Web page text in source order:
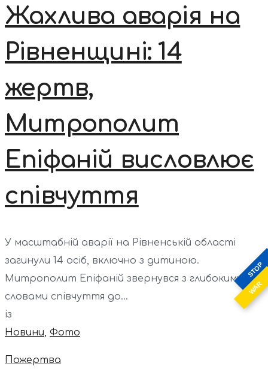
STOP
WAR
Жахлива аварія на
Рівненщині: 14
жертв,
Митрополит
Епіфаній висловлює
співчуття
У масштабній аварії на Рівненській області
загинули 14 осіб, включно з дитиною.
Митрополит Епіфаній звернувся з глибокими
словами співчуття до...
із
Новини, Фото
Пожертва